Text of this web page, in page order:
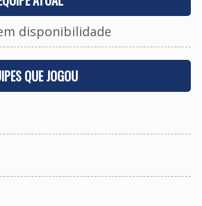
disponibilidade
QUE JOGOU